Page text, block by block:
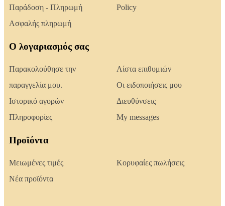
Παράδοση - Πληρωμή
Ασφαλής πληρωμή
Policy
Ο λογαριασμός σας
Παρακολούθησε την
παραγγελία μου.
Ιστορικό αγορών
Πληροφορίες
Λίστα επιθυμιών
Οι ειδοποιήσεις μου
Διευθύνσεις
My messages
Προϊόντα
Μειωμένες τιμές
Νέα προϊόντα
Κορυφαίες πωλήσεις